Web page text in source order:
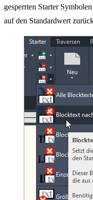
gesperrten Starter Symbolen
auf den Standardwert